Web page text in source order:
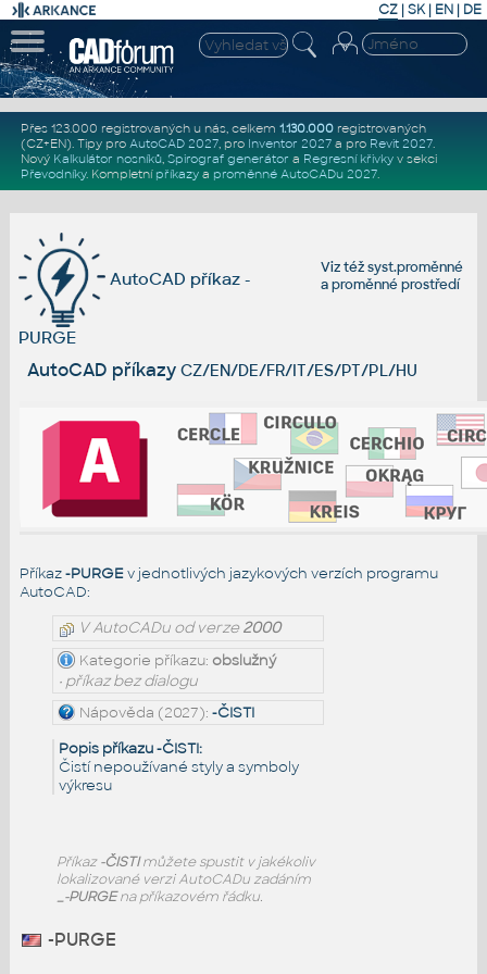
CZ | SK| EN | DE
Přes 123.000 registrovaných u nás, celkem 1.130.000registrovaných
(CZ+EN). Tipy pro AutoCAD 2027, pro Inventor 2027a pro Revit 2027.
Nový Kalkulátor nosníků, Spirograf generátor a Regresní křivkyv sekci
Převodníky. Kompletní příkazya proměnné AutoCADu 2027.
Viz téžsyst.proměnné
aproměnné prostředí
AutoCAD příkaz -
PURGE
AutoCAD příkazy CZ/EN/DE/FR/IT/ES/PT/PL/HU
Příkaz-PURGEv jednotlivých jazykových verzích programu
AutoCAD:
V AutoCADu od verze2000
Kategorie příkazu: obslužný
• příkaz bez dialogu
Nápověda (2027): -ČISTI
Popis příkazu -ČISTI:
Čistí nepoužívané styly a symboly
výkresu
Příkaz-ČISTImůžete spustit v jakékoliv
lokalizované verzi AutoCADu zadáním
_-PURGEna příkazovém řádku.
-PURGE